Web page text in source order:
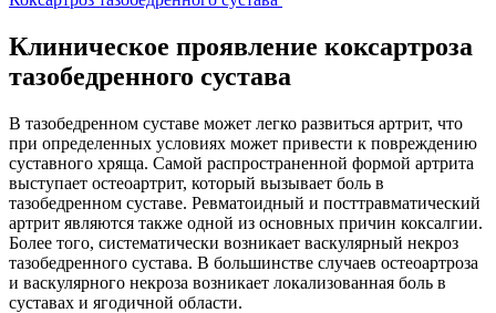
Клиническое проявление коксартроза
тазобедренного сустава
В тазобедренном суставе может легко развиться артрит, что
при определенных условиях может привести к повреждению
суставного хряща. Самой распространенной формой артрита
выступает остеоартрит, который вызывает боль в
тазобедренном суставе. Ревматоидный и посттравматический
артрит являются также одной из основных причин коксалгии.
Более того, систематически возникает васкулярный некроз
тазобедренного сустава. В большинстве случаев остеоартроза
и васкулярного некроза возникает локализованная боль в
суставах и ягодичной области.